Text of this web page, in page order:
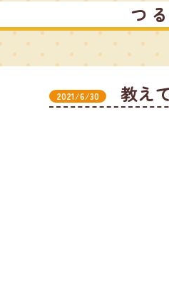
つ
2021/6/30 教え